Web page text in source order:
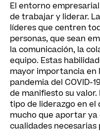
El entorno
de trabajar y liderar.
líderes que centren
personas, que sean
la comunicación, la
equipo. Estas
mayor importancia en
pandemia del COVID-
de manifiesto su
tipo de liderazgo en el
mucho que aportar
cualidades necesarias